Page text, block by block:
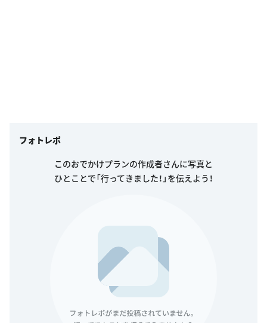
フォトレポ
このおでかけプランの作成者さんに写真と
ひとことで「行ってきました！」を伝えよう！